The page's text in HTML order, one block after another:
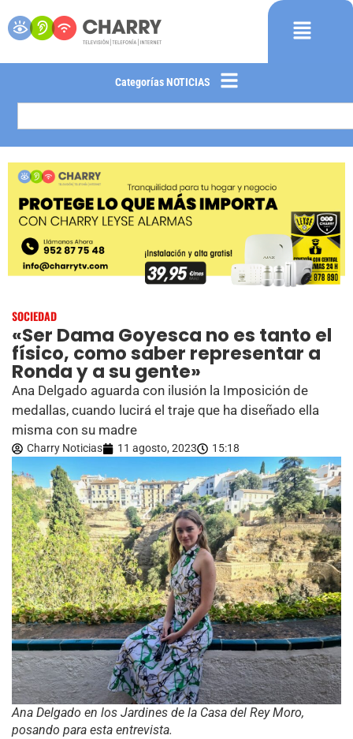
Categorías NOTICIAS
SOCIEDAD
«Ser Dama Goyesca no es tanto el
físico, como saber representar a
Ronda y a su gente»
Ana Delgado aguarda con ilusión la Imposición de
medallas, cuando lucirá el traje que ha diseñado ella
misma con su madre
Charry Noticias 11 agosto, 2023 15:18
Ana Delgado en los Jardines de la Casa del Rey Moro,
posando para esta entrevista.